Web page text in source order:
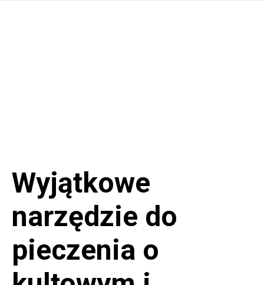
Wyjątkowe
narzędzie do
pieczenia o